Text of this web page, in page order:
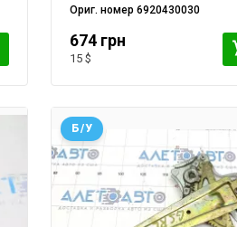
Ориг. номер6920430030
674 грн
15 $
Б/У